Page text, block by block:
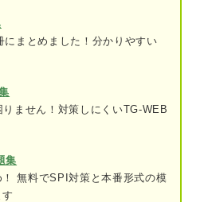
難易度：★★★☆☆）
難易度：★★★☆☆）
難易度：★★★☆☆）
まとめました！分かりやすい
ません！対策しにくいTG-WEB
集
無料でSPI対策と本番形式の模